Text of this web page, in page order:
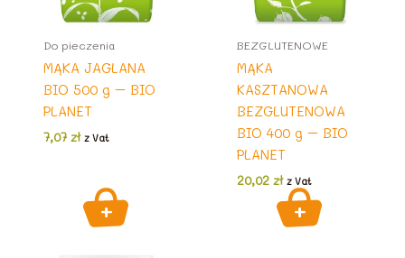
Do pieczenia
MĄKA JAGLANA
BIO 500 g – BIO
PLANET
7,07zł z Vat
BEZGLUTENOWE
MĄKA
KASZTANOWA
BEZGLUTENOWA
BIO 400 g – BIO
PLANET
20,02 zł z Vat